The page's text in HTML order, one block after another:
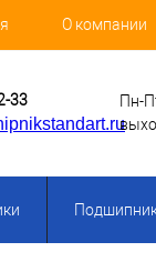
О компании
33 Пн-